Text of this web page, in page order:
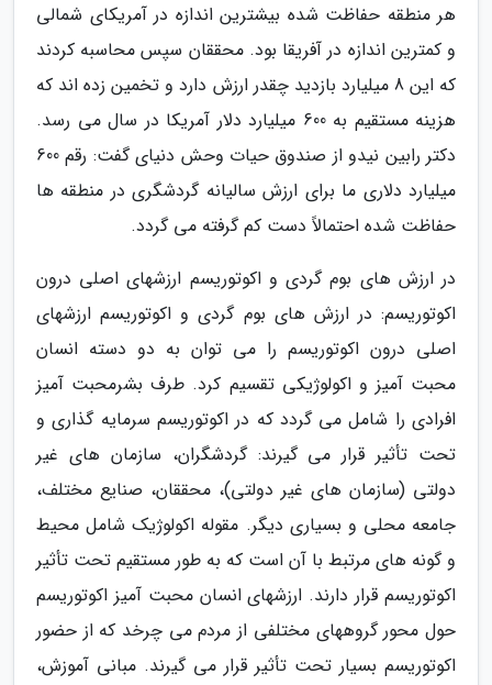
هر منطقه حفاظت شده بیشترین اندازه در آمریکای شمالی
و کمترین اندازه در آفریقا بود. محققان سپس محاسبه کردند
که این 8 میلیارد بازدید چقدر ارزش دارد و تخمین زده اند که
هزینه مستقیم به 600 میلیارد دلار آمریکا در سال می رسد.
دکتر رابین نیدو از صندوق حیات وحش دنیای گفت: رقم 600
میلیارد دلاری ما برای ارزش سالیانه گردشگری در منطقه ها
حفاظت شده احتمالاً دست کم گرفته می گردد.
در ارزش های بوم گردی و اکوتوریسم ارزشهای اصلی درون
اکوتوریسم: در ارزش های بوم گردی و اکوتوریسم ارزشهای
اصلی درون اکوتوریسم را می توان به دو دسته انسان
محبت آمیز و اکولوژیکی تقسیم کرد. طرف بشرمحبت آمیز
افرادی را شامل می گردد که در اکوتوریسم سرمایه گذاری و
تحت تأثیر قرار می گیرند: گردشگران، سازمان های غیر
دولتی (سازمان های غیر دولتی)، محققان، صنایع مختلف،
جامعه محلی و بسیاری دیگر. مقوله اکولوژیک شامل محیط
و گونه های مرتبط با آن است که به طور مستقیم تحت تأثیر
اکوتوریسم قرار دارند. ارزشهای انسان محبت آمیز اکوتوریسم
حول محور گروههای مختلفی از مردم می چرخد که از حضور
اکوتوریسم بسیار تحت تأثیر قرار می گیرند. مبانی آموزش،